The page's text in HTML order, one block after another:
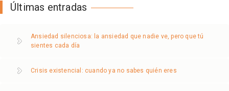
Últimas entradas
Ansiedad silenciosa: la ansiedad que nadie ve, pero que tú
sientes cada día
Crisis existencial: cuando ya no sabes quién eres